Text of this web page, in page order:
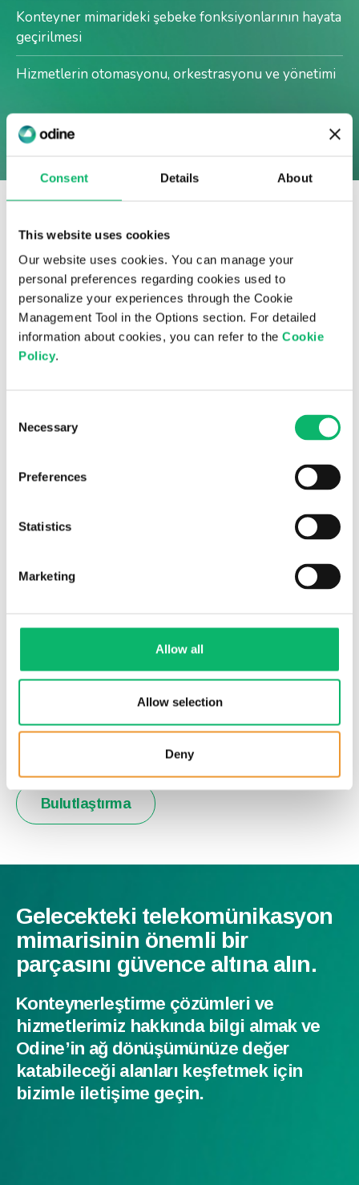
Consent Details About
This website uses cookies
Our website uses cookies. You can manage your
personal preferences regarding cookies used to
personalize your experiences through the Cookie
Management Tool in the Options section. For detailed
information about cookies, you can refer to the Cookie
Policy.
Selection
Necessary
Preferences
Statistics
Marketing
Allow all
Allow selection
Deny
Konteyner mimarideki şebeke fonksiyonlarının hayata
geçirilmesi
Hizmetlerin otomasyonu, orkestrasyonu ve yönetimi
Bulutlaştırma
Sanallaştırma Hizmeti
Bulutlaştırma
Gelecekteki telekomünikasyon
mimarisinin önemli bir
parçasını güvence altına alın.
Konteynerleştirme çözümleri ve
hizmetlerimiz hakkında bilgi almak ve
Odine’in ağ dönüşümünüze değer
katabileceği alanları keşfetmek için
bizimle iletişime geçin.